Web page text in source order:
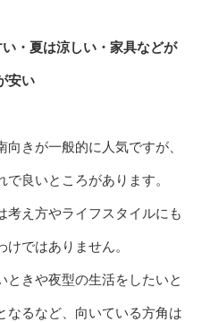
・夏は涼しい・家具などが
安い
きが一般的に人気ですが、
良いところがあります。
考え方やライフスタイルにも
ではありません。
ときや夜型の生活をしたいと
なるなど、向いている方角は